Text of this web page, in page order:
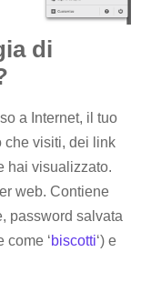
di
a Internet, il tuo
che visiti, dei link
hai visualizzato.
web. Contiene
password salvata
come ‘biscotti‘) e